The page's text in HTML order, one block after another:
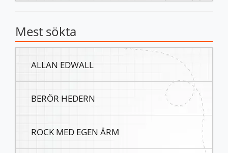
Mest sökta
ALLAN EDWALL
BERÖR HEDERN
ROCK MED EGEN ÄRM